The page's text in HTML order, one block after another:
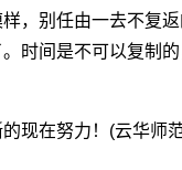
，别任由一去不复返
时间是不可以复制
现在努力！(云华师